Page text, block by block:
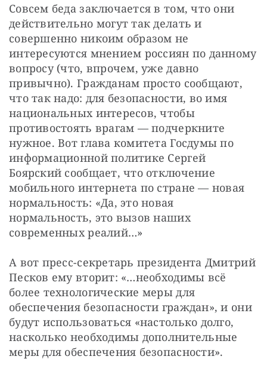
Совсем беда заключается в том, что они
действительно могут так делать и
совершенно никоим образом не
интересуются мнением россиян по данному
вопросу (что, впрочем, уже давно
привычно). Гражданам просто сообщают,
что так надо: для безопасности, во имя
национальных интересов, чтобы
противостоять врагам — подчеркните
нужное. Вот глава комитета Госдумы по
информационной политике Сергей
Боярский сообщает, что отключение
мобильного интернета по стране — новая
нормальность: «Да, это новая
нормальность, это вызов наших
современных реалий…»
А вот пресс-секретарь президента Дмитрий
Песков ему вторит: «…необходимы всё
более технологические меры для
обеспечения безопасности граждан», и они
будут использоваться «настолько долго,
насколько необходимы дополнительные
меры для обеспечения безопасности».